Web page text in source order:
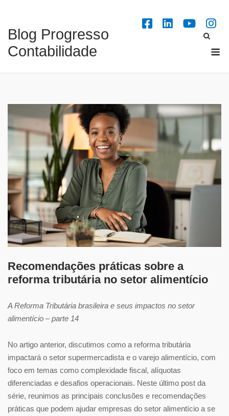
content
Blog Progresso
Contabilidade
Recomendações práticas sobre a
reforma tributária no setor alimentício
A Reforma Tributária brasileira e seus impactos no setor
alimentício – parte 14
No artigo anterior, discutimos como a reforma tributária
impactará o setor supermercadista e o varejo alimentício, com
foco em temas como complexidade fiscal, alíquotas
diferenciadas e desafios operacionais. Neste último post da
série, reunimos as principais conclusões e recomendações
práticas que podem ajudar empresas do setor alimentício a se